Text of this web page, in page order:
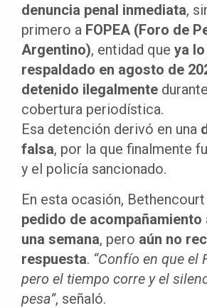
denuncia penal inmediata,
primero a FOPEA (Foro de
Argentino), entidad que ya
respaldado en agosto de
detenido ilegalmente
cobertura periodística.
Esa detención derivó en una
falsa, por la que finalmente
y el policía sancionado.
En esta ocasión, Bethencourt
pedido de acompañamiento
una semana, pero aún no
respuesta. “Confío en que el
pero el tiempo corre y el
pesa”, señaló.